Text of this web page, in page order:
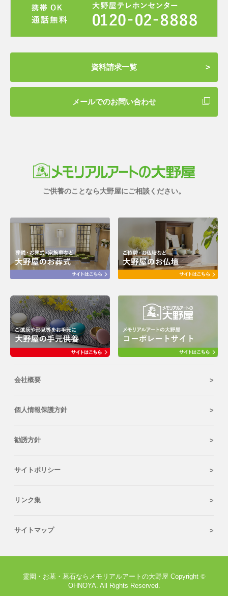
資料請求一覧
メールでのお問い合わせ
ご供養のことなら大野屋にご相談ください。
会社概要
個人情報保護方針
勧誘方針
サイトポリシー
リンク集
サイトマップ
霊園・お墓・墓石ならメモリアルアートの大野屋 Copyright ©
OHNOYA. All Rights Reserved.